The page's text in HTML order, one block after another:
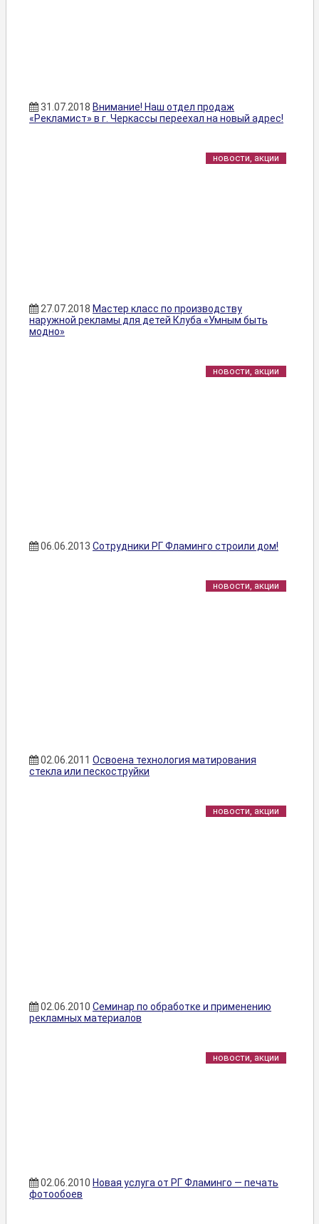
31.07.2018 Внимание! Наш отдел продаж
«Рекламист» в г. Черкассы переехал на новый адрес!
новости, акции
27.07.2018 Мастер класс по производству
наружной рекламы для детей Клуба «Умным быть
модно»
новости, акции
06.06.2013 Сотрудники РГ Фламинго строили дом!
новости, акции
02.06.2011 Освоена технология матирования
стекла или пескоструйки
новости, акции
02.06.2010 Семинар по обработке и применению
рекламных материалов
новости, акции
02.06.2010 Новая услуга от РГ Фламинго — печать
фотообоев